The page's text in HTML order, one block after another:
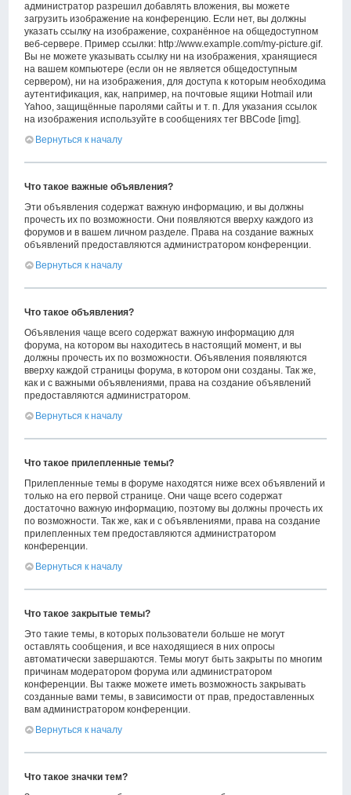
администратор разрешил добавлять вложения, вы можете
загрузить изображение на конференцию. Если нет, вы должны
указать ссылку на изображение, сохранённое на общедоступном
веб-сервере. Пример ссылки: http://www.example.com/my-picture.gif.
Вы не можете указывать ссылку ни на изображения, хранящиеся
на вашем компьютере (если он не является общедоступным
сервером), ни на изображения, для доступа к которым необходима
аутентификация, как, например, на почтовые ящики Hotmail или
Yahoo, защищённые паролями сайты и т. п. Для указания ссылок
на изображения используйте в сообщениях тег BBCode [img].
Вернуться к началу
Что такое важные объявления?
Эти объявления содержат важную информацию, и вы должны
прочесть их по возможности. Они появляются вверху каждого из
форумов и в вашем личном разделе. Права на создание важных
объявлений предоставляются администратором конференции.
Вернуться к началу
Что такое объявления?
Объявления чаще всего содержат важную информацию для
форума, на котором вы находитесь в настоящий момент, и вы
должны прочесть их по возможности. Объявления появляются
вверху каждой страницы форума, в котором они созданы. Так же,
как и с важными объявлениями, права на создание объявлений
предоставляются администратором.
Вернуться к началу
Что такое прилепленные темы?
Прилепленные темы в форуме находятся ниже всех объявлений и
только на его первой странице. Они чаще всего содержат
достаточно важную информацию, поэтому вы должны прочесть их
по возможности. Так же, как и с объявлениями, права на создание
прилепленных тем предоставляются администратором
конференции.
Вернуться к началу
Что такое закрытые темы?
Это такие темы, в которых пользователи больше не могут
оставлять сообщения, и все находящиеся в них опросы
автоматически завершаются. Темы могут быть закрыты по многим
причинам модератором форума или администратором
конференции. Вы также можете иметь возможность закрывать
созданные вами темы, в зависимости от прав, предоставленных
вам администратором конференции.
Вернуться к началу
Что такое значки тем?